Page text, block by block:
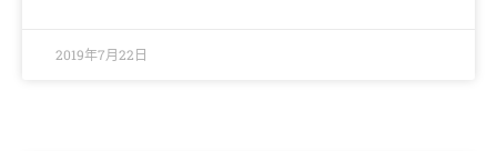
2019年7月22日